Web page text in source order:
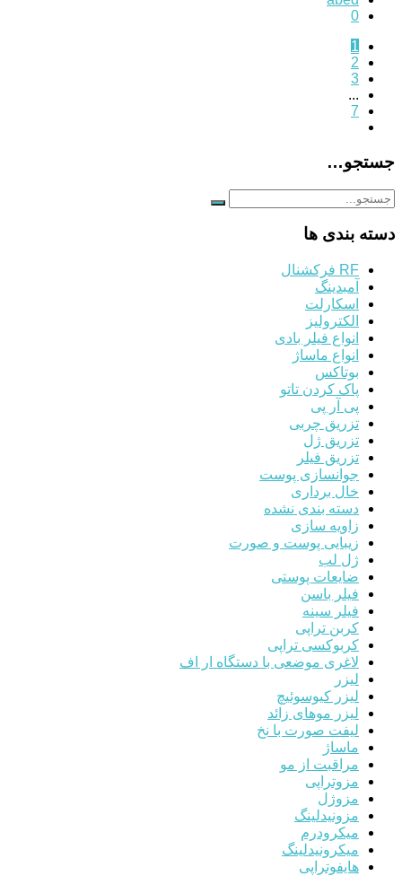
0
1
2
3
...
7
جستجو…
دسته بندی ها
RF فرکشنال
آمبدینگ
اسکارلت
الکترولیز
انواع فیلر بادی
انواع ماساژ
بوتاکس
پاک کردن تاتو
پی آر پی
تزریق چربی
تزریق ژل
تزریق فیلر
جوانسازی پوست
خال برداری
دسته بندی نشده
زاویه سازی
زیبایی پوست و صورت
ژل لب
ضایعات پوستی
فیلر باسن
فیلر سینه
کربن تراپی
کربوکسی تراپی
لاغری موضعی با دستگاه ار اف
لیزر
لیزر کیوسوئیچ
لیزر موهای زائد
لیفت صورت با نخ
ماساژ
مراقبت از مو
مزوتراپی
مزوژل
مزونیدلینگ
میکرودرم
میکرونیدلینگ
هایفوتراپی